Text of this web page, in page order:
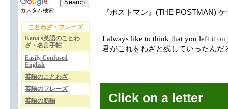
カスタム検索
ことわざ・フレーズ
Kana's英語のことわ
ざ・名言手帖
Easily Confused
English
英語のことわざ
英語のフレーズ
英語の新語
『ポストマン』(THE POSTMAN)
I always like to think that you left it on
君がこれをわざと残していったんだ
Click on a letter